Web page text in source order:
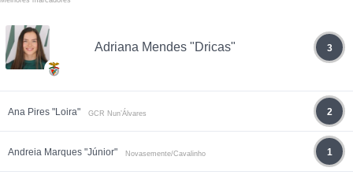
Adriana Mendes "Dricas" 3
Ana Pires "Loira" GCR Nun’Álvares 2
Andreia Marques "Júnior" Novasemente/Cavalinho 1